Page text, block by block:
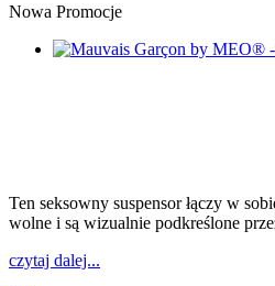
Nowa Promocje
Ten seksowny suspensor łączy w
wolne i są wizualnie podkreślone
czytaj dalej...